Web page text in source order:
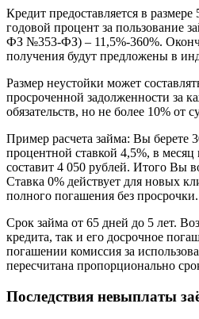
Кредит предоставляется в
годовой процент за пользование
ФЗ №353-ФЗ) – 11,5%-360%.
получения будут предложены в
Размер неустойки может
просроченной задолженности за
обязательств, но не более 10% от
Пример расчета займа: Вы берете
процентной ставкой 4,5%, в месяц
составит 4 050 рублей. Итого Вы
Ставка 0% действует для новых
полного погашения без просрочки.
Срок займа от 65 дней до 5 лет.
кредита, так и его досрочное
погашении комиссия за
пересчитана пропорционально
Последствия невыплаты